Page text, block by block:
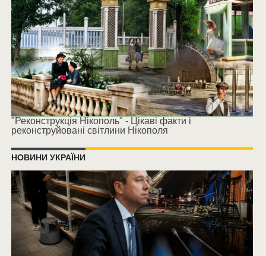
"Реконструкція Нікополь" - Цікаві факти і
реконструйовані світлини Нікополя
НОВИНИ УКРАЇНИ